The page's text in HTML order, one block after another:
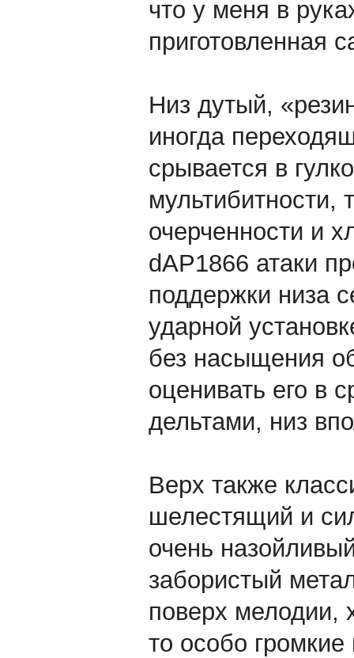
что у меня в
приготовленная
Низ дутый,
иногда
срывается в
мультибитности,
очерченности и
dAP1866 атаки
поддержки низа
ударной
без насыщения
оценивать его в
дельтами, низ
Верх также
шелестящий и
очень
забористый
поверх мелодии,
то особо